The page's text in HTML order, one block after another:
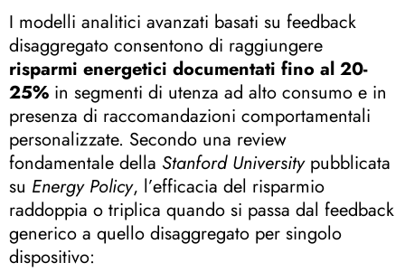
I modelli analitici avanzati basati su feedback
disaggregato consentono di raggiungere
risparmi energetici documentati fino al 20-
25% in segmenti di utenza ad alto consumo e in
presenza di raccomandazioni comportamentali
personalizzate. Secondo una review
fondamentale della Stanford Universitypubblicata
su Energy Policy, l’efficacia del risparmio
raddoppia o triplica quando si passa dal feedback
generico a quello disaggregato per singolo
dispositivo: